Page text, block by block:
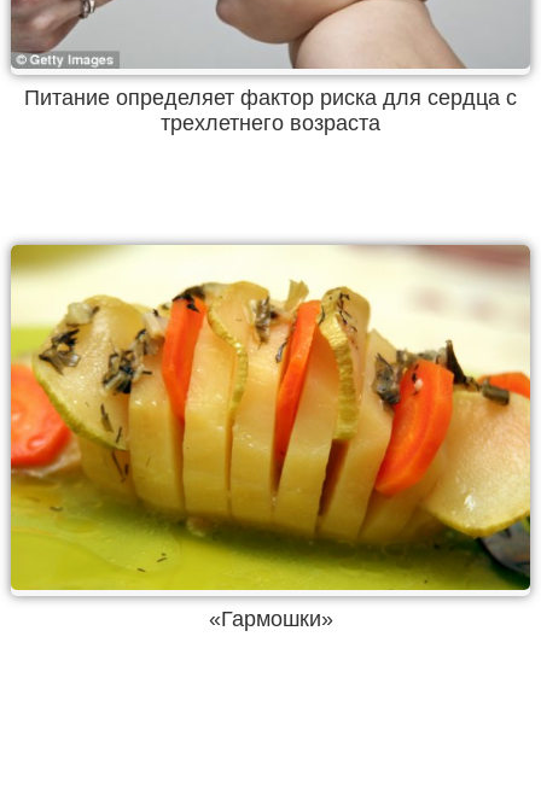
Питание определяет фактор риска для сердца с
трехлетнего возраста
«Гармошки»